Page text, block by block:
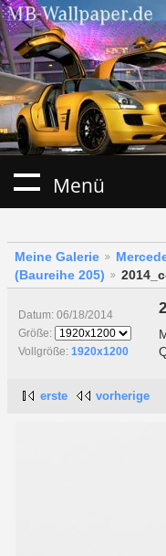
Menü
Meine Galerie
(Baureihe 205)
Datum: 06/18/2014
Größe:
Vollgröße: 1920x1200
erste vorherige